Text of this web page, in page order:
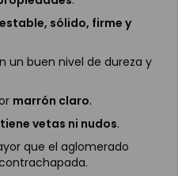
estable, sólido, firme y
un buen nivel de dureza y
marrón claro.
vetas ni nudos.
que el aglomerado